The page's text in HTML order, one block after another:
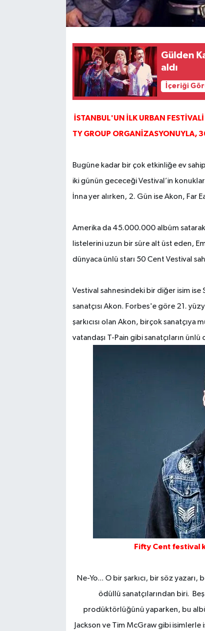
Gülden
aldı
İçeriği
İSTANBUL'UN İLK URBAN FESTİVALİ
TY GROUP ORGANİZASYONUYLA,
Bugüne kadar bir çok etkinliğe ev
iki günün gececeği Vestival’in
İnna yer alırken, 2. Gün ise Akon, Far
Amerika da 45.000.000 albüm
listelerini uzun bir süre alt üst eden,
dünyaca ünlü starı 50 Cent Vestival
Vestival sahnesindeki bir diğer isim ise
sanatçısı Akon. Forbes'e göre 21.
şarkıcısı olan Akon, birçok sanatçıya
vatandaşı T-Pain gibi sanatçıların ünlü
Fifty Cent festival
Ne-Yo... O bir şarkıcı, bir söz
ödüllü sanatçılarından biri.
prodüktörlüğünü yaparken, bu
Jackson ve Tim McGraw gibi